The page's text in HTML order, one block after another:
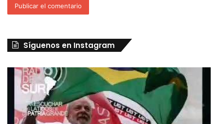
Síguenos en Instagram